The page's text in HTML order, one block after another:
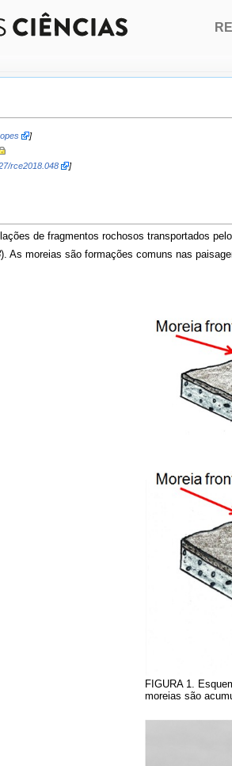
]
rce2018.048 ]
de fragmentos rochosos transportados
). As moreias são formações comuns nas
FIGURA 1.
moreias são